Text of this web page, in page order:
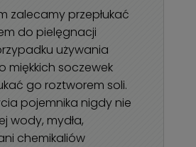
zalecamy przepłukać
do pielęgnacji
używania
miękkich soczewek
go roztworem soli.
pojemnika nigdy nie
wody, mydła,
chemikaliów